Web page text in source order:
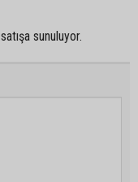
sunuluyor.